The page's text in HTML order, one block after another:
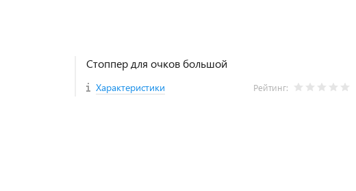
Стоппер для очков большой
Характеристики Рейтинг: